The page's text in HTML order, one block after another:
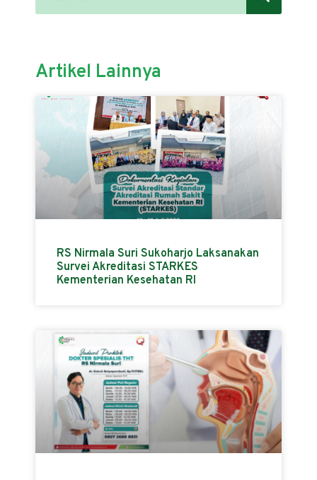
Artikel Lainnya
RS Nirmala Suri Sukoharjo Laksanakan
Survei Akreditasi STARKES
Kementerian Kesehatan RI